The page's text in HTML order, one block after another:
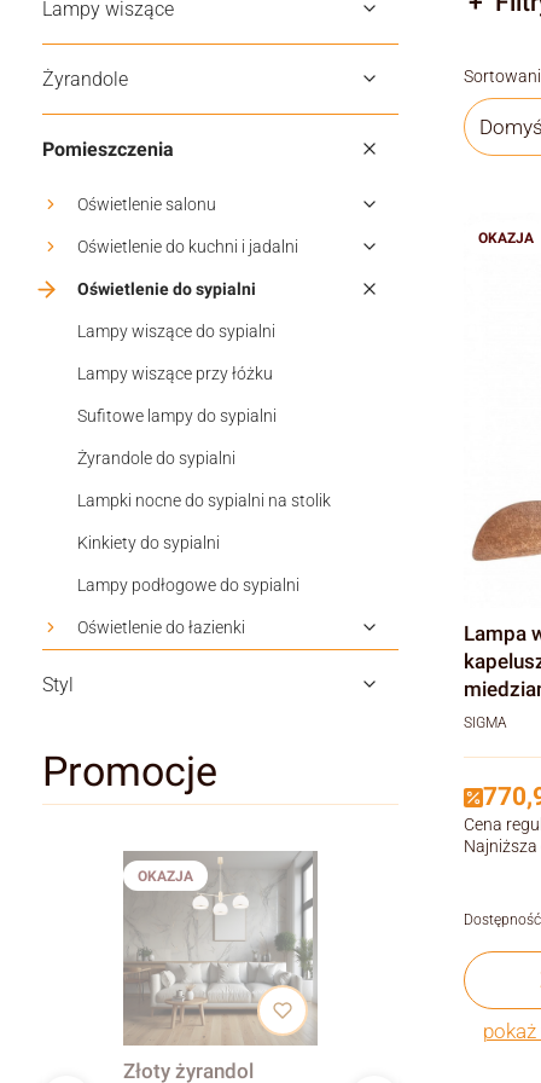
Lampy wiszące
Żyrandole
Pomieszczenia
Oświetlenie salonu
Oświetlenie do kuchni i jadalni
Oświetlenie do sypialni
Lampy wiszące do sypialni
Lampy wiszące przy łóżku
Sufitowe lampy do sypialni
Żyrandole do sypialni
Lampki nocne do sypialni na stolik
Kinkiety do sypialni
Lampy podłogowe do sypialni
Oświetlenie do łazienki
Styl
Promocje
OKAZJA
Złoty żyrandol
Lista
OKAZJA
Lampa
kapelusza – Kapello,
SIGMA
Cena
Najniższa